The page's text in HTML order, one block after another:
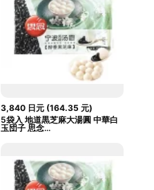
3,840 日元 (164.35 元)
5袋入 地道黒芝麻大湯圓 中華白
玉団子 思念...